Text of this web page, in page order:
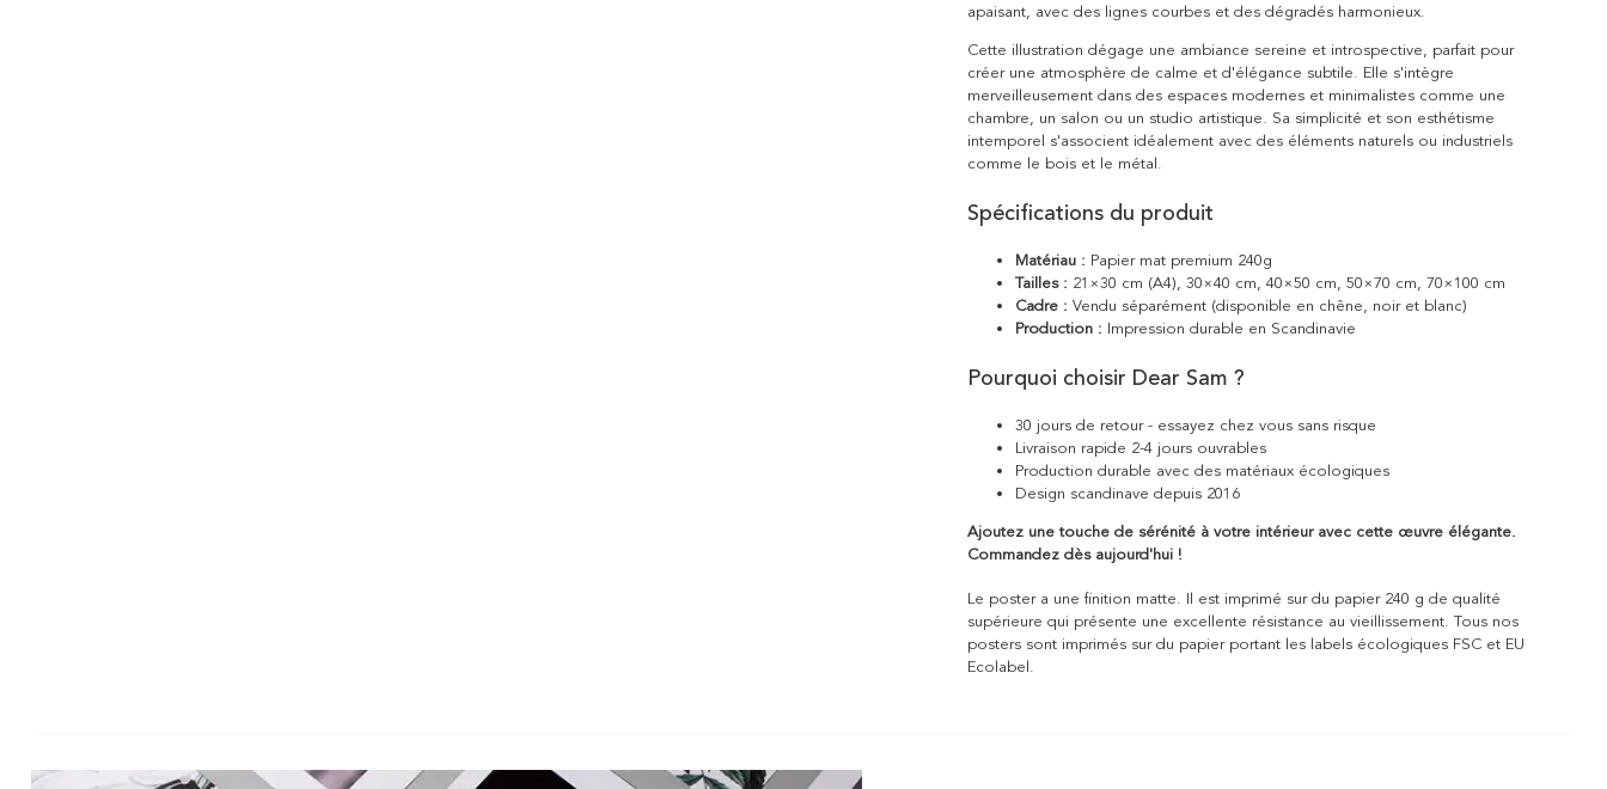
apaisant, avec des lignes courbes et des dégradés harmonieux.
Cette illustration dégage une ambiance sereine et introspective, parfait pour
créer une atmosphère de calme et d'élégance subtile. Elle s'intègre
merveilleusement dans des espaces modernes et minimalistes comme une
chambre, un salon ou un studio artistique. Sa simplicité et son esthétisme
intemporel s'associent idéalement avec des éléments naturels ou industriels
comme le bois et le métal.
Spécifications du produit
Matériau : Papier mat premium 240g
Tailles : 21×30 cm (A4), 30×40 cm, 40×50 cm, 50×70 cm, 70×100 cm
Cadre : Vendu séparément (disponible en chêne, noir et blanc)
Production : Impression durable en Scandinavie
Pourquoi choisir Dear Sam ?
30 jours de retour - essayez chez vous sans risque
Livraison rapide 2-4 jours ouvrables
Production durable avec des matériaux écologiques
Design scandinave depuis 2016
Ajoutez une touche de sérénité à votre intérieur avec cette œuvre élégante.
Commandez dès aujourd'hui !
Le poster a une finition matte. Il est imprimé sur du papier 240 g de qualité
supérieure qui présente une excellente résistance au vieillissement. Tous nos
posters sont imprimés sur du papier portant les labels écologiques FSC et EU
Ecolabel.